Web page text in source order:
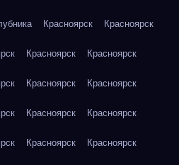
Красноярск Красноярск
Красноярск Красноярск
Красноярск Красноярск
Красноярск Красноярск
Красноярск Красноярск